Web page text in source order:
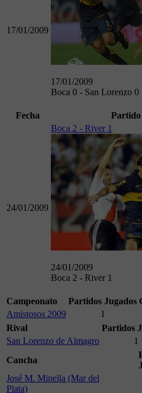
17/01/2009
17/01/2009
Boca 0 - San Lorenzo 0
Fecha Partido
24/01/2009
Boca 2 - River 1
24/01/2009
Boca 2 - River 1
Campeonato Partidos Jugados
Amistosos 2009
1
Rival
Partidos
San Lorenzo de Almagro
1
Cancha
José M. Minella (Mar del
Plata)